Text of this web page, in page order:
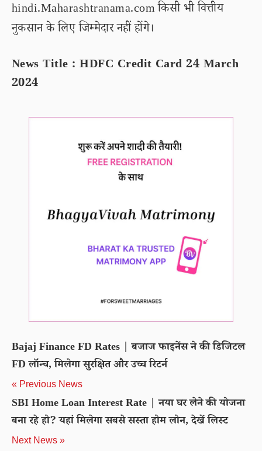
hindi.Maharashtranama.com किसी भी वित्तीय
नुकसान के लिए जिम्मेदार नहीं होंगे।
News Title : HDFC Credit Card 24 March
2024
Bajaj Finance FD Rates | बजाज फाइनेंस ने की डिजिटल
FD लॉन्च, मिलेगा सुरक्षित और उच्च रिटर्न
« Previous News
SBI Home Loan Interest Rate | नया घर लेने की योजना
बना रहे हो? यहां मिलेगा सबसे सस्ता होम लोन, देखें लिस्ट
Next News »